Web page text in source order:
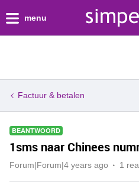
menu
Factuur & betalen
BEANTWOORD
1sms naar Chinees
Forum|Forum|4 years ago 1